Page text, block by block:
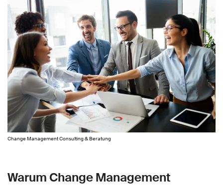
Change Management Consulting & Beratung
Warum Change Management